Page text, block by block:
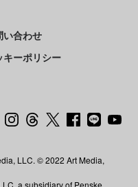
い合わせ
キーポリシー
LLC. © 2022 Art Media,